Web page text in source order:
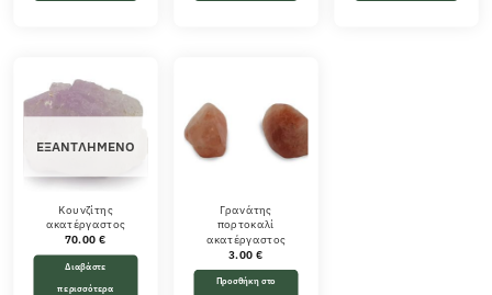
ΕΞΑΝΤΛΗΜΈΝΟ
Κουνζίτης
ακατέργαστος
70.00€
Διαβάστε
περισσότερα
Γρανάτης
πορτοκαλί
ακατέργαστος
3.00 €
Προσθήκη στο